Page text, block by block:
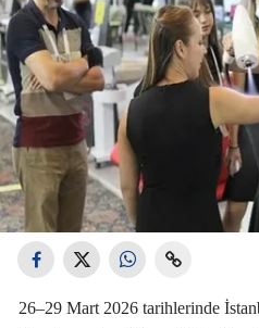
26–29 Mart 2026 tarihlerinde